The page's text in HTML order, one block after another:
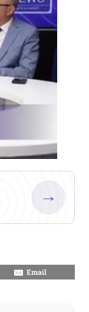
→
Email